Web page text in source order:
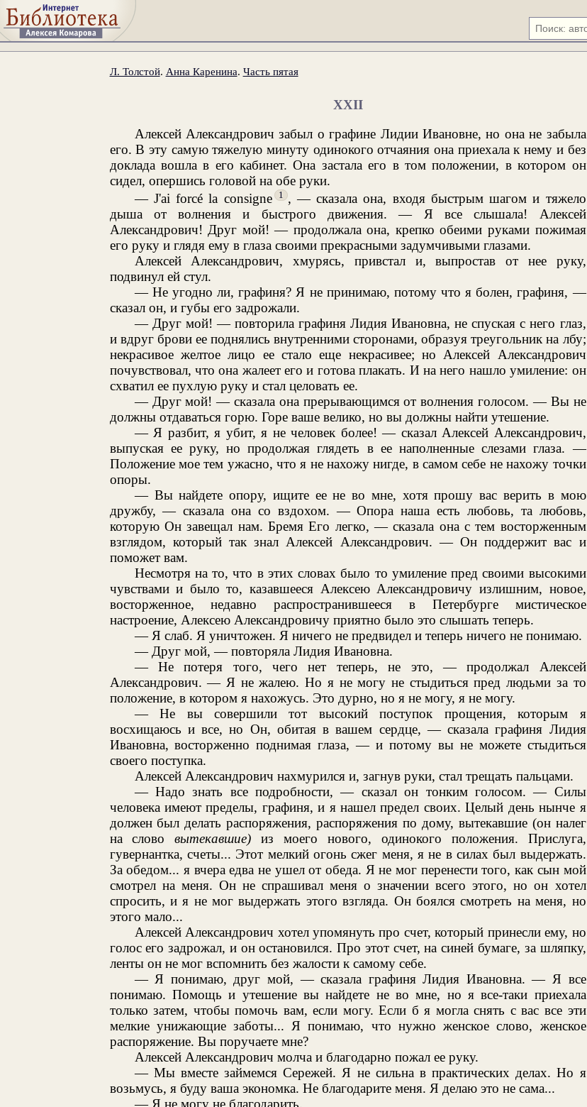
Л. Толстой. Анна Каренина. Часть пятая
XXII
Алексей Александрович забыл о графине Лидии Ивановне, но она не забыла
его. В эту самую тяжелую минуту одинокого отчаяния она приехала к нему и без
доклада вошла в его кабинет. Она застала его в том положении, в котором он
сидел, опершись головой на обе руки.
— J'ai forcé la consigne
1 , — сказала она, входя быстрым шагом и тяжело
дыша от волнения и быстрого движения. — Я все слышала! Алексей
Александрович! Друг мой! — продолжала она, крепко обеими руками пожимая
его руку и глядя ему в глаза своими прекрасными задумчивыми глазами.
Алексей Александрович, хмурясь, привстал и, выпростав от нее руку,
подвинул ей стул.
— Не угодно ли, графиня? Я не принимаю, потому что я болен, графиня, —
сказал он, и губы его задрожали.
— Друг мой! — повторила графиня Лидия Ивановна, не спуская с него глаз,
и вдруг брови ее поднялись внутренними сторонами, образуя треугольник на лбу;
некрасивое желтое лицо ее стало еще некрасивее; но Алексей Александрович
почувствовал, что она жалеет его и готова плакать. И на него нашло умиление: он
схватил ее пухлую руку и стал целовать ее.
— Друг мой! — сказала она прерывающимся от волнения голосом. — Вы не
должны отдаваться горю. Горе ваше велико, но вы должны найти утешение.
— Я разбит, я убит, я не человек более! — сказал Алексей Александрович,
выпуская ее руку, но продолжая глядеть в ее наполненные слезами глаза. —
Положение мое тем ужасно, что я не нахожу нигде, в самом себе не нахожу точки
опоры.
— Вы найдете опору, ищите ее не во мне, хотя прошу вас верить в мою
дружбу, — сказала она со вздохом. — Опора наша есть любовь, та любовь,
которую Он завещал нам. Бремя Его легко, — сказала она с тем восторженным
взглядом, который так знал Алексей Александрович. — Он поддержит вас и
поможет вам.
Несмотря на то, что в этих словах было то умиление пред своими высокими
чувствами и было то, казавшееся Алексею Александровичу излишним, новое,
восторженное, недавно распространившееся в Петербурге мистическое
настроение, Алексею Александровичу приятно было это слышать теперь.
— Я слаб. Я уничтожен. Я ничего не предвидел и теперь ничего не понимаю.
— Друг мой, — повторяла Лидия Ивановна.
— Не потеря того, чего нет теперь, не это, — продолжал Алексей
Александрович. — Я не жалею. Но я не могу не стыдиться пред людьми за то
положение, в котором я нахожусь. Это дурно, но я не могу, я не могу.
— Не вы совершили тот высокий поступок прощения, которым я
восхищаюсь и все, но Он, обитая в вашем сердце, — сказала графиня Лидия
Ивановна, восторженно поднимая глаза, — и потому вы не можете стыдиться
своего поступка.
Алексей Александрович нахмурился и, загнув руки, стал трещать пальцами.
— Надо знать все подробности, — сказал он тонким голосом. — Силы
человека имеют пределы, графиня, и я нашел предел своих. Целый день нынче я
должен был делать распоряжения, распоряжения по дому, вытекавшие (он налег
на слововытекавшие) из моего нового, одинокого положения. Прислуга,
гувернантка, счеты... Этот мелкий огонь сжег меня, я не в силах был выдержать.
За обедом... я вчера едва не ушел от обеда. Я не мог перенести того, как сын мой
смотрел на меня. Он не спрашивал меня о значении всего этого, но он хотел
спросить, и я не мог выдержать этого взгляда. Он боялся смотреть на меня, но
этого мало...
Алексей Александрович хотел упомянуть про счет, который принесли ему, но
голос его задрожал, и он остановился. Про этот счет, на синей бумаге, за шляпку,
ленты он не мог вспомнить без жалости к самому себе.
— Я понимаю, друг мой, — сказала графиня Лидия Ивановна. — Я все
понимаю. Помощь и утешение вы найдете не во мне, но я все-таки приехала
только затем, чтобы помочь вам, если могу. Если б я могла снять с вас все эти
мелкие унижающие заботы... Я понимаю, что нужно женское слово, женское
распоряжение. Вы поручаете мне?
Алексей Александрович молча и благодарно пожал ее руку.
— Мы вместе займемся Сережей. Я не сильна в практических делах. Но я
возьмусь, я буду ваша экономка. Не благодарите меня. Я делаю это не сама...